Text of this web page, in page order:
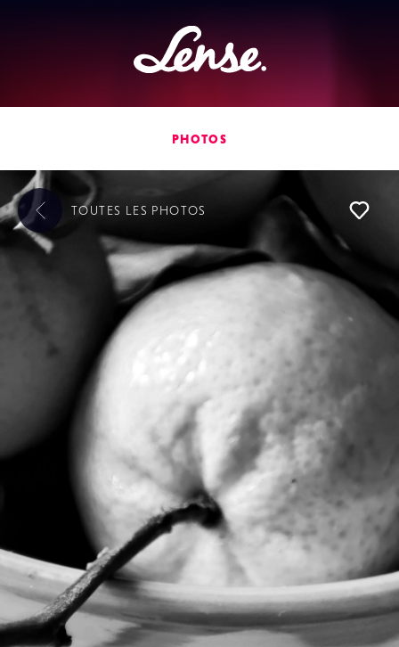
Lense
PHOTOS
TOUTES LES PHOTOS